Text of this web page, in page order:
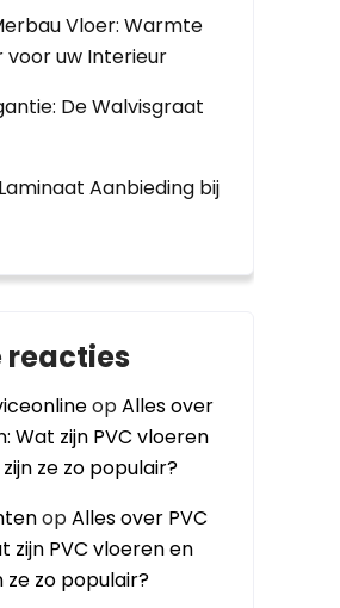
Vloer: Warmte
voor uw Interieur
De Walvisgraat
Aanbieding bij
reacties
opAlles over
Wat zijn PVC vloeren
ze zo populair?
opAlles over PVC
zijn PVC vloeren en
ze zo populair?